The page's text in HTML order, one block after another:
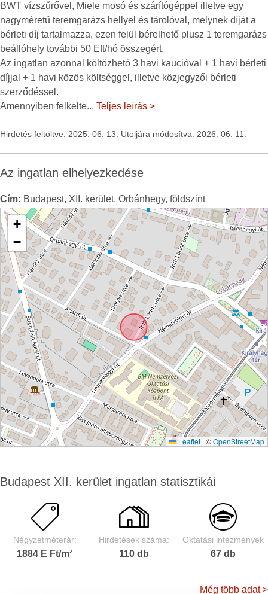
BWT vízszűrővel, Miele mosó és szárítógéppel illetve egy
nagyméretű teremgarázs hellyel és tárolóval, melynek díját a
bérleti díj tartalmazza, ezen felül bérelhető plusz 1 teremgarázs
beállóhely további 50 Eft/hó összegért.
Az ingatlan azonnal költözhető 3 havi kaucióval + 1 havi bérleti
díjjal + 1 havi közös költséggel, illetve közjegyzői bérleti
szerződéssel.
Amennyiben felkelte... Teljes leírás >
Hirdetés feltöltve: 2025. 06. 13. Utoljára módosítva: 2026. 06. 11.
Az ingatlan elhelyezkedése
Cím: Budapest, XII. kerület, Orbánhegy, földszint
+
−
Leaflet | ©OpenStreetMap
Budapest XII. kerület ingatlan statisztikái
Négyzetméterár:
1884 E Ft/m²
Hirdetések száma:
110 db
Oktatási intézmények
67 db
Még több adat >